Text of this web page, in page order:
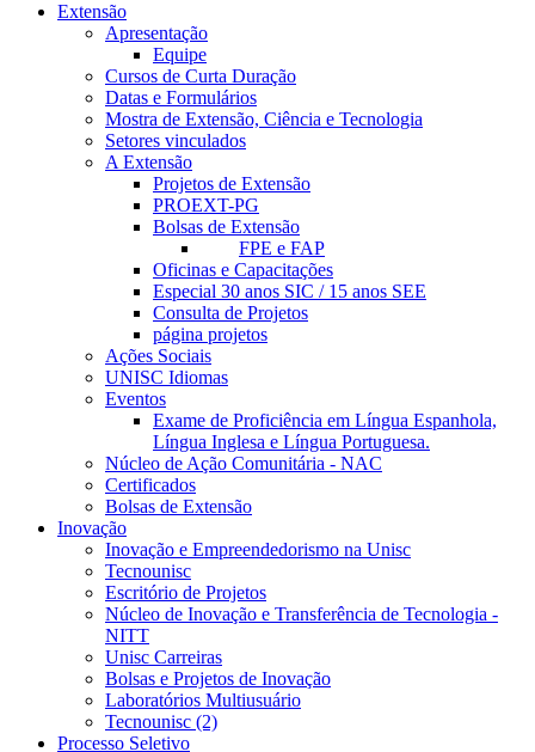
Extensão
Apresentação
Equipe
Cursos de Curta Duração
Datas e Formulários
Mostra de Extensão, Ciência e Tecnologia
Setores vinculados
A Extensão
Projetos de Extensão
PROEXT-PG
Bolsas de Extensão
FPE e FAP
Oficinas e Capacitações
Especial 30 anos SIC / 15 anos SEE
Consulta de Projetos
página projetos
Ações Sociais
UNISC Idiomas
Eventos
Exame de Proficiência em Língua Espanhola,
Língua Inglesa e Língua Portuguesa.
Núcleo de Ação Comunitária - NAC
Certificados
Bolsas de Extensão
Inovação
Inovação e Empreendedorismo na Unisc
Tecnounisc
Escritório de Projetos
Núcleo de Inovação e Transferência de Tecnologia -
NITT
Unisc Carreiras
Bolsas e Projetos de Inovação
Laboratórios Multiusuário
Tecnounisc (2)
Processo Seletivo